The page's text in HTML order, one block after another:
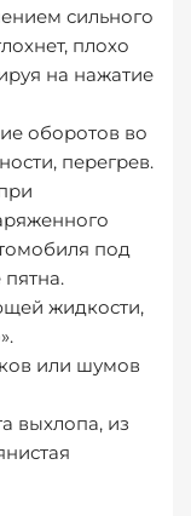
сильного
плохо
на нажатие
оборотов во
перегрев.
под
жидкости,
или шумов
выхлопа, из